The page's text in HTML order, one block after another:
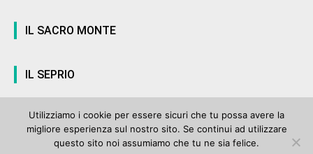
IL SACRO MONTE
IL SEPRIO
© ArteVarese.com by Wtv S.r.l.- © 2007 - P.I. 03063680122 Iscrizione n°
Utilizziamo i cookie per essere sicuri che tu possa avere la
migliore esperienza sul nostro sito. Se continui ad utilizzare
questo sito noi assumiamo che tu ne sia felice.